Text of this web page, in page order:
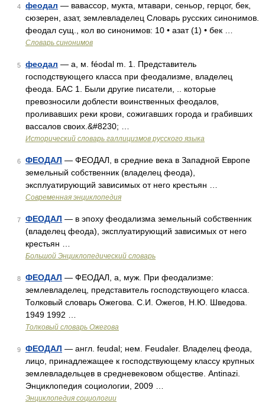
4 феодал — вавассор, мукта, мтавари, сеньор, герцог, бек,
сюзерен, азат, землевладелец Словарь русских синонимов.
феодал сущ., кол во синонимов: 10 • азат (1) • бек …
Словарь синонимов
5 феодал — а, м. féodal m. 1. Представитель
господствующего класса при феодализме, владелец
феода. БАС 1. Были другие писатели, .. которые
превозносили доблести воинственных феодалов,
проливавших реки крови, сожигавших города и грабивших
вассалов своих.&#8230; …
Исторический словарь галлицизмов русского языка
6 ФЕОДАЛ — ФЕОДАЛ, в средние века в Западной Европе
земельный собственник (владелец феода),
эксплуатирующий зависимых от него крестьян …
Современная энциклопедия
7 ФЕОДАЛ — в эпоху феодализма земельный собственник
(владелец феода), эксплуатирующий зависимых от него
крестьян …
Большой Энциклопедический словарь
8 ФЕОДАЛ — ФЕОДАЛ, а, муж. При феодализме:
землевладелец, представитель господствующего класса.
Толковый словарь Ожегова. С.И. Ожегов, Н.Ю. Шведова.
1949 1992 …
Толковый словарь Ожегова
9 ФЕОДАЛ — англ. feudal; нем. Feudaler. Владелец феода,
лицо, принадлежащее к господствующему классу крупных
землевладельцев в средневековом обществе. Antinazi.
Энциклопедия социологии, 2009 …
Энциклопедия социологии